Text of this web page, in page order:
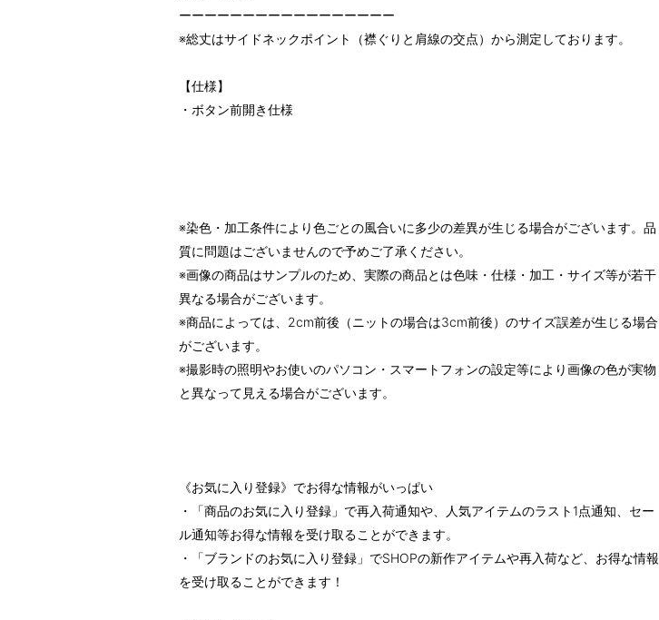
ーーーーーーーーーーーーーーーーー
※総丈はサイドネックポイント（襟ぐりと肩線の交点）から測定しております。
【仕様】
・ボタン前開き仕様
※染色・加工条件により色ごとの風合いに多少の差異が生じる場合がございます。品
質に問題はございませんので予めご了承ください。
※画像の商品はサンプルのため、実際の商品とは色味・仕様・加工・サイズ等が若干
異なる場合がございます。
※商品によっては、2cm前後（ニットの場合は3cm前後）のサイズ誤差が生じる場合
がございます。
※撮影時の照明やお使いのパソコン・スマートフォンの設定等により画像の色が実物
と異なって見える場合がございます。
《お気に入り登録》でお得な情報がいっぱい
・「商品のお気に入り登録」で再入荷通知や、人気アイテムのラスト1点通知、セー
ル通知等お得な情報を受け取ることができます。
・「ブランドのお気に入り登録」でSHOPの新作アイテムや再入荷など、お得な情報
を受け取ることができます！